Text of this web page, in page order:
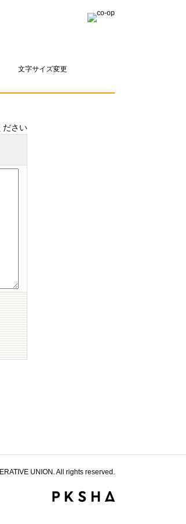
文字サイズ変更
ださい
UNION. All rights reserved.